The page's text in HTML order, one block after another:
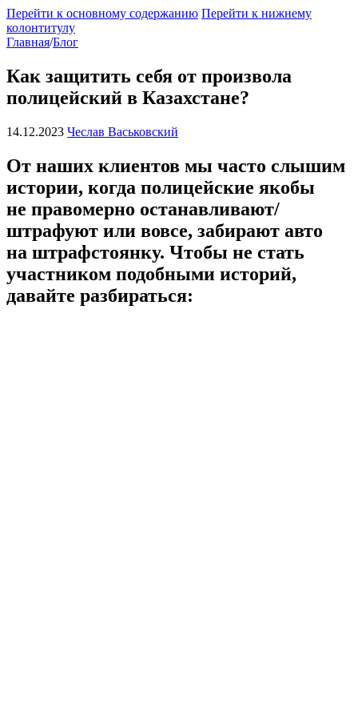
Перейти к основному содержанию Перейти к нижнему
колонтитулу
Главная/Блог
Как защитить себя от произвола
полицейский в Казахстане?
14.12.2023 Чеслав Васьковский
От наших клиентов мы часто слышим
истории, когда полицейские якобы
не правомерно останавливают/
штрафуют или вовсе, забирают авто
на штрафстоянку. Чтобы не стать
участником подобными историй,
давайте разбираться: